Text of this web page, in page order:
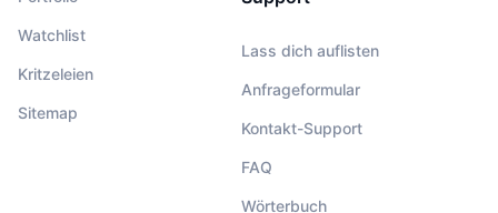
Watchlist
Kritzeleien
Sitemap
Lass dich auflisten
Anfrageformular
Kontakt-Support
FAQ
Wörterbuch